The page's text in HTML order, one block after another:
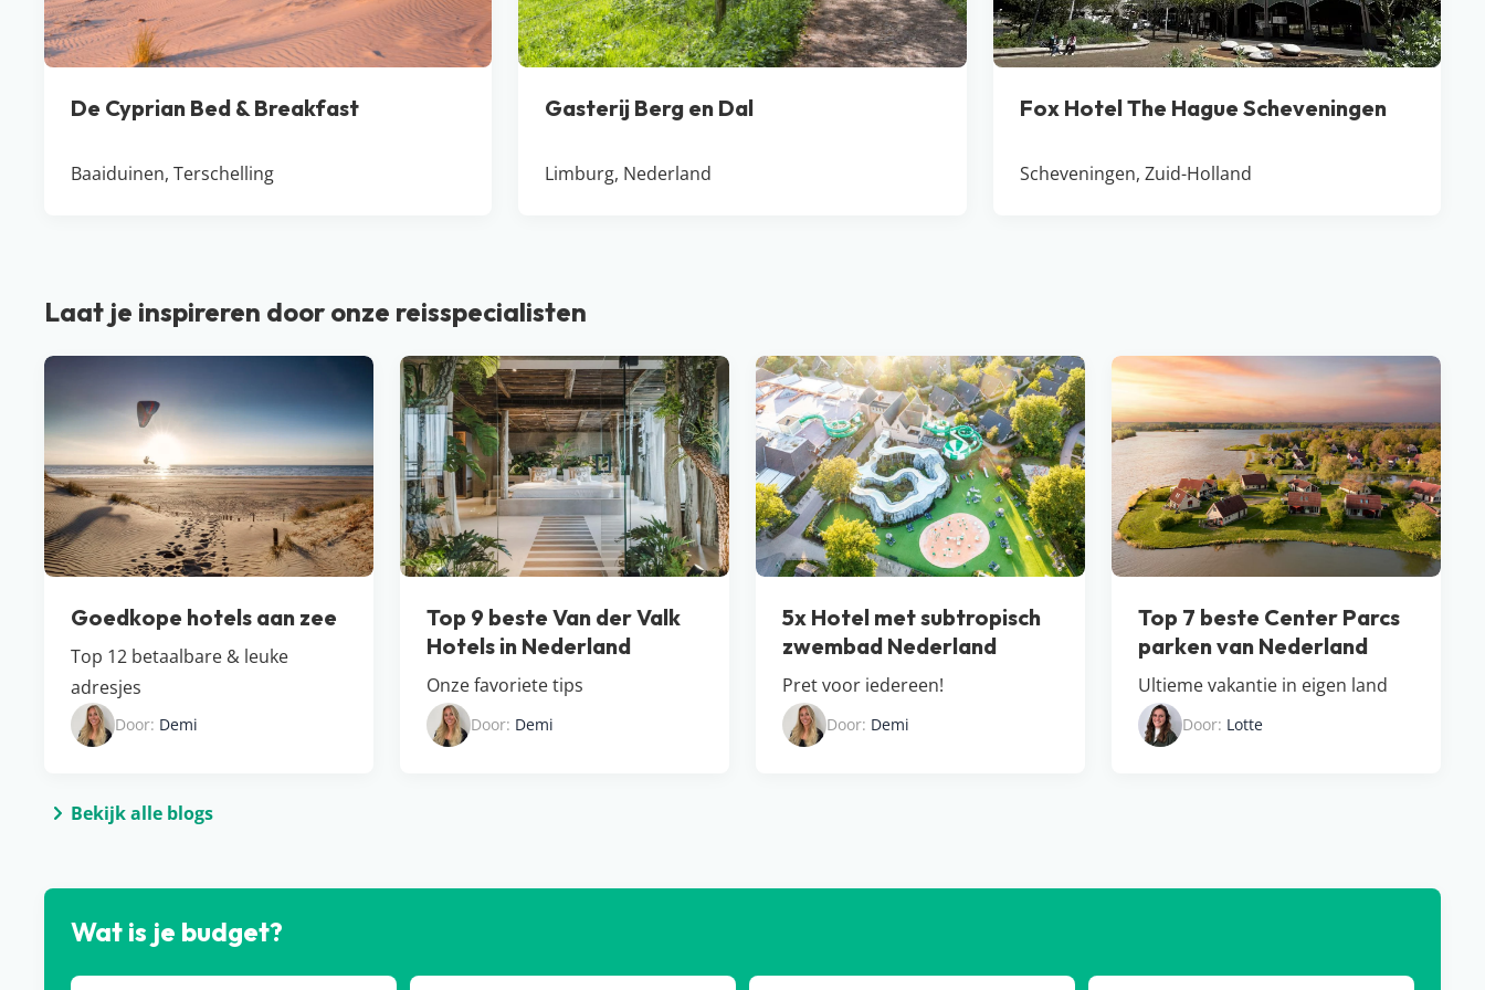
De Cyprian Bed & Breakfast
Baaiduinen, Terschelling
Gasterij Berg en Dal
Limburg, Nederland
Fox Hotel The Hague Scheveningen
Scheveningen, Zuid-Holland
Laat je inspireren door onze reisspecialisten
Goedkope hotels aan zee
Top 12 betaalbare & leuke
adresjes
Door: Demi
Top 9 beste Van der Valk
Hotel​s in Nederland
Onze favoriete tips
Door: Demi
5x Hotel met subtropisch
zwembad Nederland
Pret voor iedereen!
Door: Demi
Top 7 beste Center Parcs
parken van Nederland
Ultieme vakantie in eigen land
Door: Lotte
Bekijk alle blogs
Wat is je budget?